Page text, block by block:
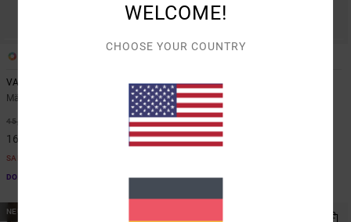
VA Sport Vent
Männer Braun Tank-Top
45,00 €
16,87 €
SALE
DOPPELTER RABATT EXTRA 25 %
Yogger Stretch 17"
Männer Braun Elastische
Trainingsshorts
55,00 €
NEUHEITEN
WELCOME!
CHOOSE YOUR COUNTRY